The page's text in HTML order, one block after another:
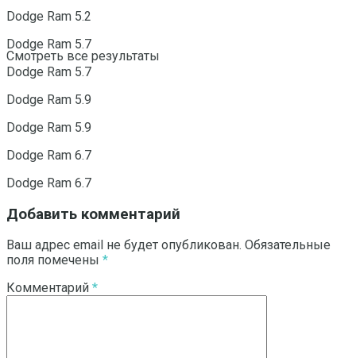
Смотреть все результаты
Dodge Ram 5.2
Dodge Ram 5.7
Dodge Ram 5.7
Dodge Ram 5.9
Dodge Ram 5.9
Dodge Ram 6.7
Dodge Ram 6.7
Добавить комментарий
Ваш адрес email не будет опубликован. Обязательные
поля помечены *
Комментарий *